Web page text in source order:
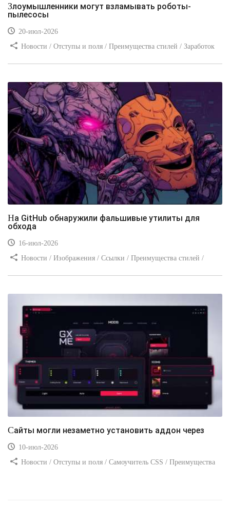
Злоумышленники могут взламывать роботы-
пылесосы
20-июл-2026
Новости / Отступы и поля / Преимущества стилей / Заработок
На GitHub обнаружили фальшивые утилиты для
обхода
16-июл-2026
Новости / Изображения / Ссылки / Преимущества стилей /
Сайты могли незаметно установить аддон через
10-июл-2026
Новости / Отступы и поля / Самоучитель CSS / Преимущества